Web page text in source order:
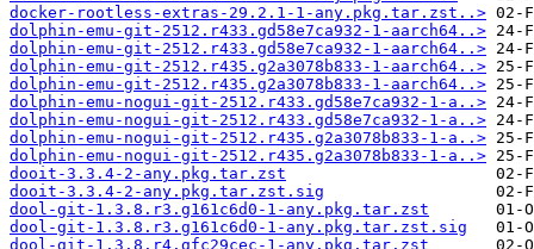
docker-rootless-extras-29.2.1-1-any.pkg.tar.zst..>
dolphin-emu-git-2512.r433.gd58e7ca932-1-aarch64..>
dolphin-emu-git-2512.r433.gd58e7ca932-1-aarch64..>
dolphin-emu-git-2512.r435.g2a3078b833-1-aarch64..>
dolphin-emu-git-2512.r435.g2a3078b833-1-aarch64..>
dolphin-emu-nogui-git-2512.r433.gd58e7ca932-1-a..>
dolphin-emu-nogui-git-2512.r433.gd58e7ca932-1-a..>
dolphin-emu-nogui-git-2512.r435.g2a3078b833-1-a..>
dolphin-emu-nogui-git-2512.r435.g2a3078b833-1-a..>
dooit-3.3.4-2-any.pkg.tar.zst
dooit-3.3.4-2-any.pkg.tar.zst.sig
dool-git-1.3.8.r3.g161c6d0-1-any.pkg.tar.zst
dool-git-1.3.8.r3.g161c6d0-1-any.pkg.tar.zst.sig
dool-git-1.3.8.r4.gfc29cec-1-any.pkg.tar.zst